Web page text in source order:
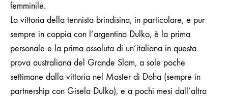
femminile.
La vittoria della tennista brindisina, in particolare, e pur
sempre in coppia con l’argentina Dulko, è la prima
personale e la prima assoluta di un’italiana in questa
prova australiana del Grande Slam, a sole poche
settimane dalla vittoria nel Master di Doha (sempre in
partnership con Gisela Dulko), e a pochi mesi dall’altra